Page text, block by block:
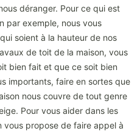
déranger. Pour ce qui est
par exemple, nous vous
soient à la hauteur de nos
de toit de la maison, vous
bien fait et que ce soit bien
importants, faire en sortes que
nous couvre de tout genre
Pour vous aider dans les
propose de faire appel à